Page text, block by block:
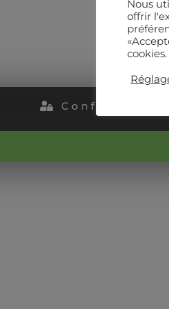
Nous
offrir
cookies.